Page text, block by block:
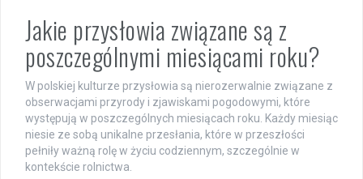
Jakie przysłowia związane są z
poszczególnymi miesiącami roku?
W polskiej kulturze przysłowia są nierozerwalnie związane z
obserwacjami przyrody i zjawiskami pogodowymi, które
występują w poszczególnych miesiącach roku. Każdy miesiąc
niesie ze sobą unikalne przesłania, które w przeszłości
pełniły ważną rolę w życiu codziennym, szczególnie w
kontekście rolnictwa.